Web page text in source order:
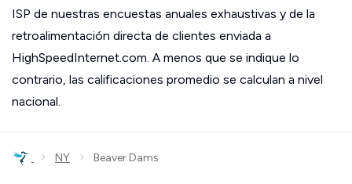
ISP de nuestras encuestas anuales exhaustivas y de la
retroalimentación directa de clientes enviada a
HighSpeedInternet.com. A menos que se indique lo
contrario, las calificaciones promedio se calculan a nivel
nacional.
› NY › Beaver Dams